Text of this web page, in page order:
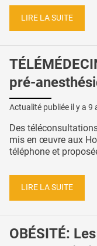
LIRE LA SUITE
pré-
Actualité publiée il y a 9
Des
mis en œuvre aux
téléphone et
LIRE LA SUITE
OBÉSITÉ: